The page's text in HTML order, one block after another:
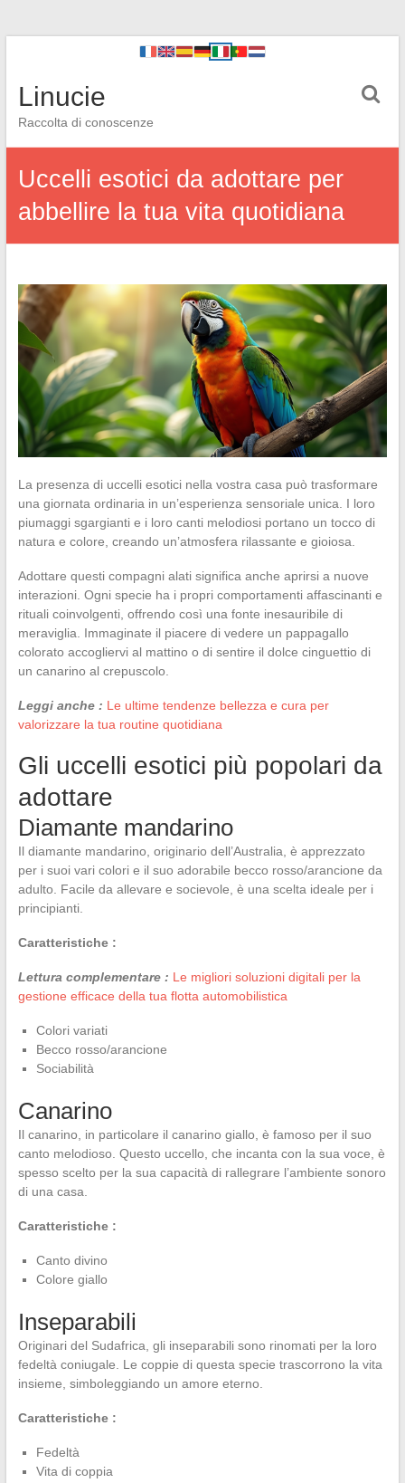
Linucie
Raccolta di conoscenze
Uccelli esotici da adottare per
abbellire la tua vita quotidiana
La presenza di uccelli esotici nella vostra casa può trasformare
una giornata ordinaria in un’esperienza sensoriale unica. I loro
piumaggi sgargianti e i loro canti melodiosi portano un tocco di
natura e colore, creando un’atmosfera rilassante e gioiosa.
Adottare questi compagni alati significa anche aprirsi a nuove
interazioni. Ogni specie ha i propri comportamenti affascinanti e
rituali coinvolgenti, offrendo così una fonte inesauribile di
meraviglia. Immaginate il piacere di vedere un pappagallo
colorato accogliervi al mattino o di sentire il dolce cinguettio di
un canarino al crepuscolo.
Leggi anche : Le ultime tendenze bellezza e cura per
valorizzare la tua routine quotidiana
Gli uccelli esotici più popolari da
adottare
Diamante mandarino
Il diamante mandarino, originario dell’Australia, è apprezzato
per i suoi vari colori e il suo adorabile becco rosso/arancione da
adulto. Facile da allevare e socievole, è una scelta ideale per i
principianti.
Caratteristiche :
Lettura complementare : Le migliori soluzioni digitali per la
gestione efficace della tua flotta automobilistica
Colori variati
Becco rosso/arancione
Sociabilità
Canarino
Il canarino, in particolare il canarino giallo, è famoso per il suo
canto melodioso. Questo uccello, che incanta con la sua voce, è
spesso scelto per la sua capacità di rallegrare l’ambiente sonoro
di una casa.
Caratteristiche :
Canto divino
Colore giallo
Inseparabili
Originari del Sudafrica, gli inseparabili sono rinomati per la loro
fedeltà coniugale. Le coppie di questa specie trascorrono la vita
insieme, simboleggiando un amore eterno.
Caratteristiche :
Fedeltà
Vita di coppia